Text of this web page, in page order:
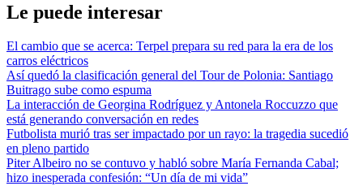
Le puede interesar
El cambio que se acerca: Terpel prepara su red para la era de los
carros eléctricos
Así quedó la clasificación general del Tour de Polonia: Santiago
Buitrago sube como espuma
La interacción de Georgina Rodríguez y Antonela Roccuzzo que
está generando conversación en redes
Futbolista murió tras ser impactado por un rayo: la tragedia sucedió
en pleno partido
Piter Albeiro no se contuvo y habló sobre María Fernanda Cabal;
hizo inesperada confesión: “Un día de mi vida”